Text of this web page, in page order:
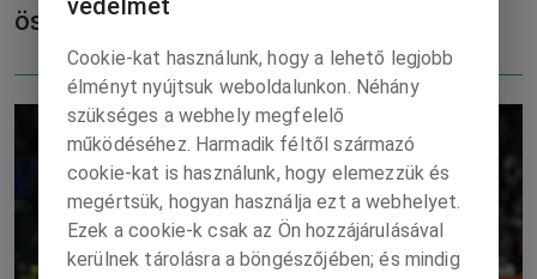
összecsapáson
védelmét
Cookie-kat használunk, hogy a lehető legjobb
élményt nyújtsuk weboldalunkon. Néhány
szükséges a webhely megfelelő
működéséhez. Harmadik féltől származó
cookie-kat is használunk, hogy elemezzük és
megértsük, hogyan használja ezt a webhelyet.
Ezek a cookie-k csak az Ön hozzájárulásával
kerülnek tárolásra a böngészőjében; és mindig